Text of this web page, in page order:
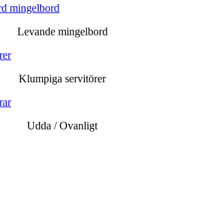
Levande mingelbord
Klumpiga servitörer
Udda / Ovanligt